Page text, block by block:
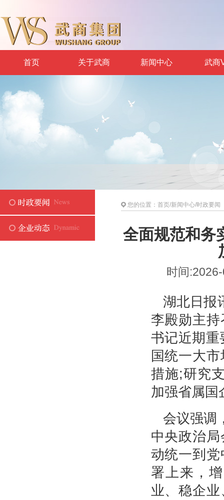
首页 关于武商 新闻中心 武商
您的位置： 首页/新闻中心/时政要闻
全面规范和务
时间
湖北日报
李殿勋主
书记近期
国统一大
措施;研究
加强省属国
会议强调
中央政治
动统一到
署上来，
业、稳企